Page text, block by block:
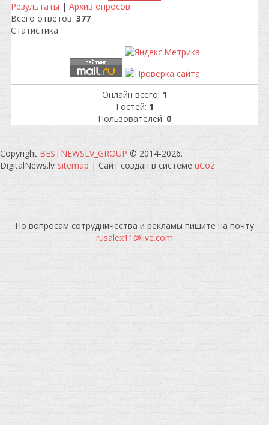
Результаты | Архив опросов
Всего ответов: 377
Статистика
Онлайн всего: 1
Гостей: 1
Пользователей: 0
Copyright BESTNEWSLV_GROUP © 2014-2026.
DigitalNews.lv Sitemap | Сайт создан в системе uCoz
По вопросам сотрудничества и рекламы пишите на почту
rusalex11@live.com